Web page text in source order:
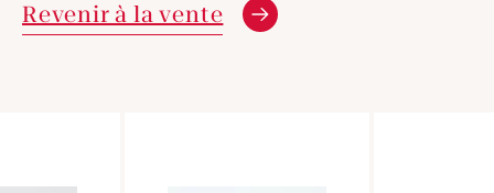
Revenir à la vente